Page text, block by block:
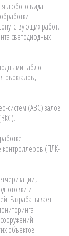
любого вида
работ.
светодиодных
табло
систем (АВС) залов
контроллеров (ПЛК-
и
Разрабатывает
объектов.